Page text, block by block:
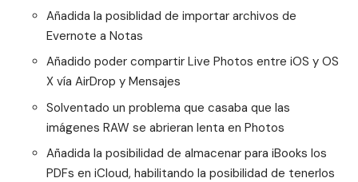
Añadida la posiblidad de importar archivos de
Evernote a Notas
Añadido poder compartir Live Photos entre iOS y OS
X vía AirDrop y Mensajes
Solventado un problema que casaba que las
imágenes RAW se abrieran lenta en Photos
Añadida la posibilidad de almacenar para iBooks los
PDFs en iCloud, habilitando la posibilidad de tenerlos